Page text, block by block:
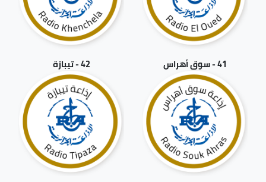
41 - سوق أهراس 42 - تيبازة